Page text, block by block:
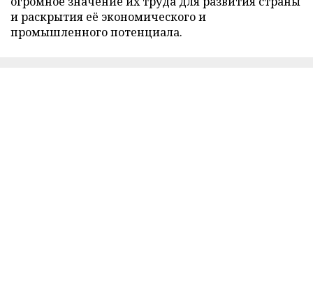
и раскрытия её экономического и
промышленного потенциала.